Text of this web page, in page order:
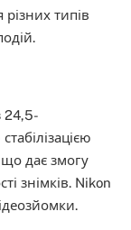
різних типів
24,5-
дає змогу
знімків. Nikon